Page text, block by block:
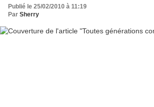
Publié le 25/02/2010 à 11:19
Par Sherry